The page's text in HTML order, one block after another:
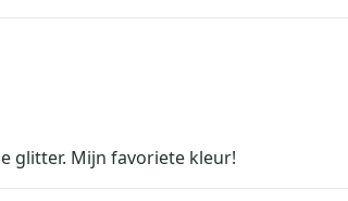
glitter. Mijn favoriete kleur!